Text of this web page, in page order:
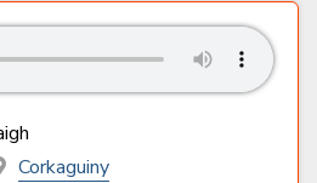
Corkaguiny